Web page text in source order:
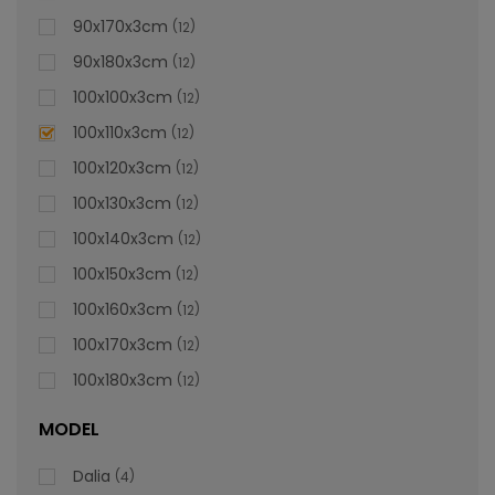
90x170x3cm 12
90x180x3cm 12
100x100x3cm 12
100x110x3cm 12
100x120x3cm 12
100x130x3cm 12
100x140x3cm 12
100x150x3cm 12
100x160x3cm 12
100x170x3cm 12
100x180x3cm 12
MODEL
Dalia 4